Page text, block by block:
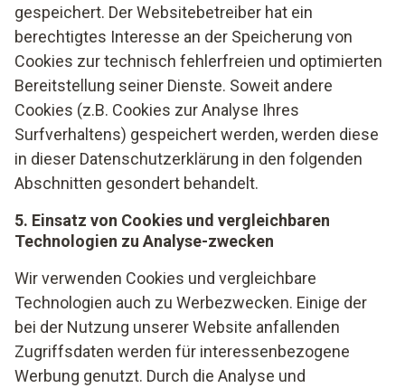
Sofern Testo in Vorleistung tritt, z. B. beim Kauf auf
Rechnung, behält sich Testo, zur Wahrung von unseren
berechtigten Interessen eine Identitäts- und
Bonitätsauskunft von hierauf spezialisierten
Dienstleistungsunternehmen – Verband der Vereine
Creditreform e.V., Hellersbergstraße 12, D-41460 Neuss –
einzuholen bzw. die Gewährung bestimmter
Zahlungsmodalitäten von der Durchführung einer
Bonitätsprüfung abhängig zu machen. Die Bonitätsauskunft
die auf Basis wissenschaftlich anerkannter mathematisch-
statistischer Verfahren berechnet werden und in deren
Berechnung unter anderem Anschriftendaten einfließen. Die
erhaltenen Informationen über die statistische
Wahrscheinlichkeit eines Zahlungsausfalls verwenden wir
für eine abgewogene Entscheidung über die Begründung,
Durchführung oder Beendigung des Vertragsverhältnisses.
Ihre schutzwürdigen Interessen werden gemäß den
gespeichert. Der Websitebetreiber hat ein
berechtigtes Interesse an der Speicherung von
Cookies zur technisch fehlerfreien und optimierten
Bereitstellung seiner Dienste. Soweit andere
Cookies (z.B. Cookies zur Analyse Ihres
Surfverhaltens) gespeichert werden, werden diese
in dieser Datenschutzerklärung in den folgenden
Abschnitten gesondert behandelt.
5. Einsatz von Cookies und vergleichbaren
Technologien zu Analyse-zwecken
Wir verwenden Cookies und vergleichbare
Technologien auch zu Werbezwecken. Einige der
bei der Nutzung unserer Website anfallenden
Zugriffsdaten werden für interessenbezogene
Werbung genutzt. Durch die Analyse und